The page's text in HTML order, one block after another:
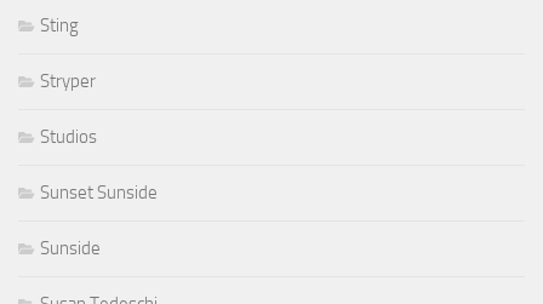
Sting
Stryper
Studios
Sunset Sunside
Sunside